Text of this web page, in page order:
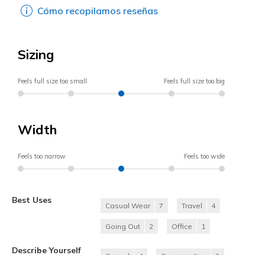
Cómo recopilamos reseñas
Sizing
Feels full size too small Feels full size too big
Width
Feels too narrow Feels too wide
Best Uses
Casual Wear 7 Travel 4
Going Out 2 Office 1
Describe Yourself